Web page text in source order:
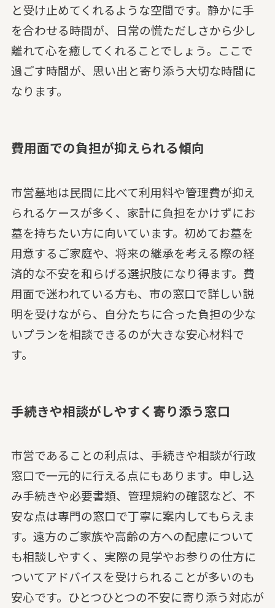
と受け止めてくれるような空間です。静かに手
を合わせる時間が、日常の慌ただしさから少し
離れて心を癒してくれることでしょう。ここで
過ごす時間が、思い出と寄り添う大切な時間に
なります。
費用面での負担が抑えられる傾向
市営墓地は民間に比べて利用料や管理費が抑え
られるケースが多く、家計に負担をかけずにお
墓を持ちたい方に向いています。初めてお墓を
用意するご家庭や、将来の継承を考える際の経
済的な不安を和らげる選択肢になり得ます。費
用面で迷われている方も、市の窓口で詳しい説
明を受けながら、自分たちに合った負担の少な
いプランを相談できるのが大きな安心材料で
す。
手続きや相談がしやすく寄り添う窓口
市営であることの利点は、手続きや相談が行政
窓口で一元的に行える点にもあります。申し込
み手続きや必要書類、管理規約の確認など、不
安な点は専門の窓口で丁寧に案内してもらえま
す。遠方のご家族や高齢の方への配慮について
も相談しやすく、実際の見学やお参りの仕方に
ついてアドバイスを受けられることが多いのも
安心です。ひとつひとつの不安に寄り添う対応が